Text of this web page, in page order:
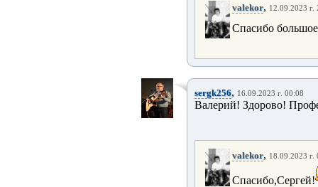
valekor, 12.09.2023 г.
Спасибо
sergk256, 16.09.2023 г. 00:08
Валерий! Здорово!
valekor, 18.09.2023 г.
Спасибо,Сергей!